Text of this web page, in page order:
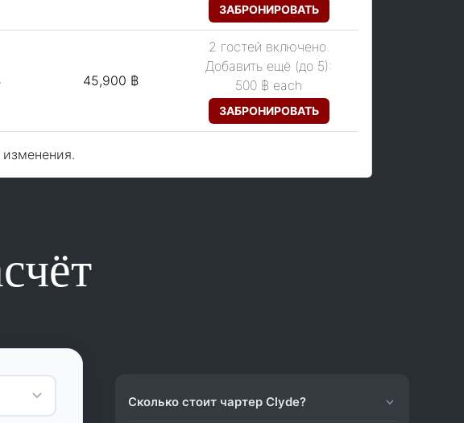
ЗАБРОНИРОВАТЬ
45,900 ฿
2 гостей включено.
Добавить ещё (до 5):
500 ฿ each
ЗАБРОНИРОВАТЬ
Сколько стоит чартер Clyde?